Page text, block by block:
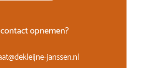
opnemen?
janssen.nl